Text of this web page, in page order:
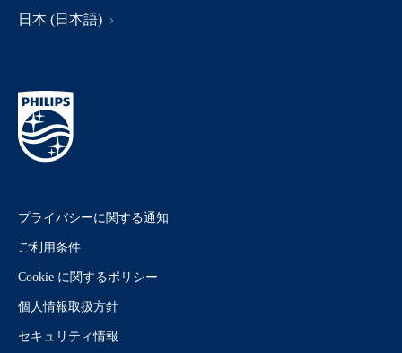
日本 (日本語)
プライバシーに関する通知
ご利用条件
Cookie に関するポリシー
個人情報取扱方針
セキュリティ情報